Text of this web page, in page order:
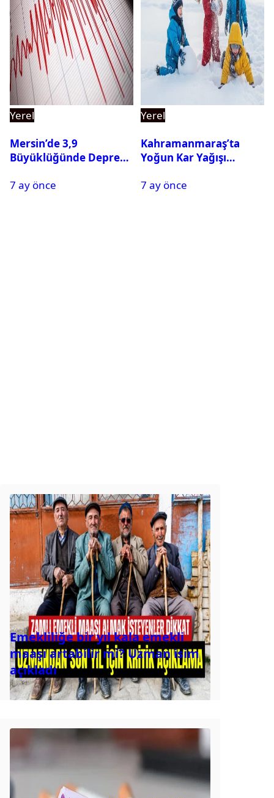
Yerel
Mersin’de 3,9
Büyüklüğünde Deprem
7 ay önce
Yerel
Kahramanmaraş’ta
Yoğun Kar Yağışı
Tatil
7 ay önce
Emekliliğe bir yıl kala emekli
maaşı artabilir mi? Uzman isim
açıkladı